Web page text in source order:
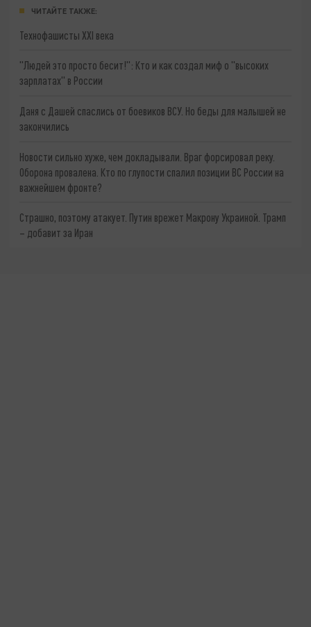
ЧИТАЙТЕ ТАКЖЕ:
Технофашисты XXI века
"Людей это просто бесит!": Кто и как создал миф о "высоких
зарплатах" в России
Даня с Дашей спаслись от боевиков ВСУ. Но беды для малышей не
закончились
Новости сильно хуже, чем докладывали. Враг форсировал реку.
Оборона провалена. Кто по глупости спалил позиции ВС России на
важнейшем фронте?
Страшно, поэтому атакует. Путин врежет Макрону Украиной. Трамп
– добавит за Иран